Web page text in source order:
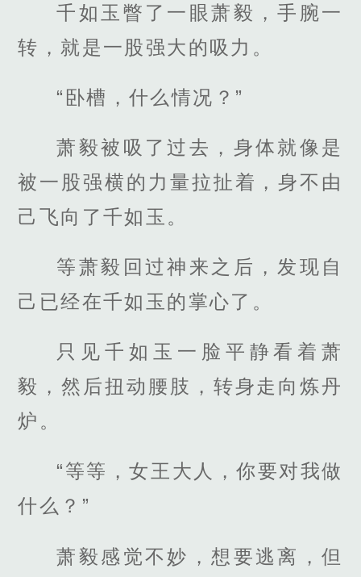
千如玉瞥了一眼萧毅，手腕一
转，就是一股强大的吸力。
“卧槽，什么情况？”
萧毅被吸了过去，身体就像是
被一股强横的力量拉扯着，身不由
己飞向了千如玉。
等萧毅回过神来之后，发现自
己已经在千如玉的掌心了。
只见千如玉一脸平静看着萧
毅，然后扭动腰肢，转身走向炼丹
炉。
“等等，女王大人，你要对我做
什么？”
萧毅感觉不妙，想要逃离，但